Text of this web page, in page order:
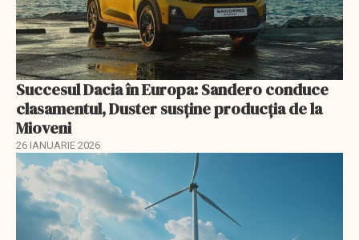
Succesul Dacia în Europa: Sandero conduce
clasamentul, Duster susține producția de la
Mioveni
26 IANUARIE 2026